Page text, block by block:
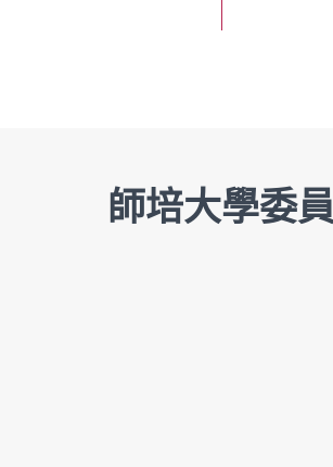
師培大學委員